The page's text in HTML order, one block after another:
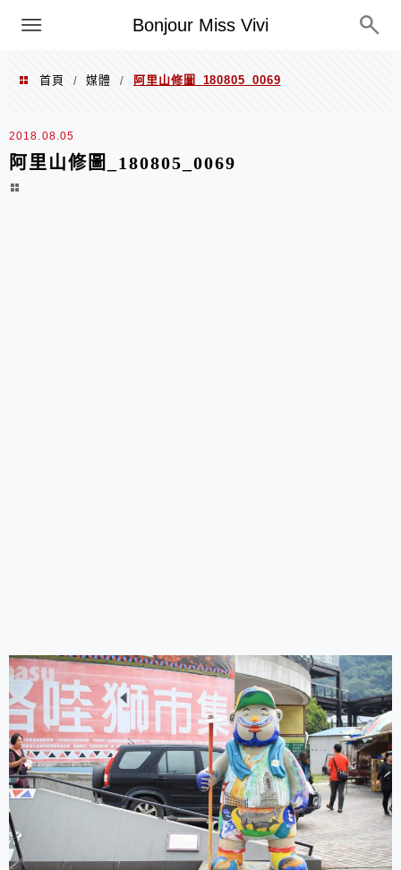
Bonjour Miss Vivi
選單
首頁 / 媒體 / 阿里山修圖_180805_0069
2018.08.05
阿里山修圖_180805_0069